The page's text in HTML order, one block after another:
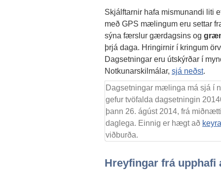
Skjálftarnir hafa mismunandi liti
með GPS mælingum eru settar
sýna færslur gærdagsins og
þrjá daga. Hringirnir í kringum
Dagsetningar eru útskýrðar í
Notkunarskilmálar, sjá neðst.
Dagsetningar mælinga má sjá í
gefur tvöfalda dagsetningin
þann 26. ágúst 2014, frá
daglega. Einnig er hægt að
viðburða.
Hreyfingar frá upphafi